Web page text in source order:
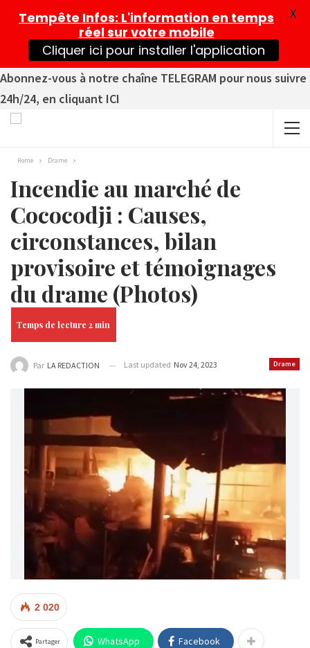
Abonnez-vous à notre chaîne TELEGRAM pour nous suivre
24h/24, en cliquant ICI
Home Drame
Incendie au marché de
Cococodji : Causes,
circonstances, bilan
provisoire et témoignages
du drame (Photos)
Drame
Par LA REDACTION Last updated Nov 24, 2023
2 020
Partager WhatsApp Facebook
Tempête Infos: L'information en temps
réel sur votre mobile
Cliquer ici pour installer l'application
X